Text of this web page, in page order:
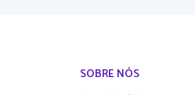
SOBRE NÓS